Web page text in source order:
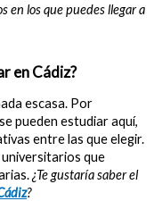
en los que puedes llegar a
en Cádiz?
escasa. Por
pueden estudiar aquí,
entre las que elegir.
universitarios que
¿Te gustaría saber el
?